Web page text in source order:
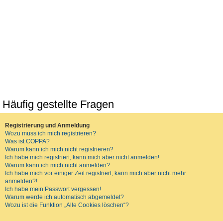
Häufig gestellte Fragen
Registrierung und Anmeldung
Wozu muss ich mich registrieren?
Was ist COPPA?
Warum kann ich mich nicht registrieren?
Ich habe mich registriert, kann mich aber nicht anmelden!
Warum kann ich mich nicht anmelden?
Ich habe mich vor einiger Zeit registriert, kann mich aber nicht mehr
anmelden?!
Ich habe mein Passwort vergessen!
Warum werde ich automatisch abgemeldet?
Wozu ist die Funktion „Alle Cookies löschen“?